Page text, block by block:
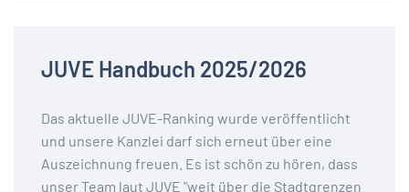
JUVE Handbuch 2025/2026
Das aktuelle JUVE-Ranking wurde veröffentlicht
und unsere Kanzlei darf sich erneut über eine
Auszeichnung freuen. Es ist schön zu hören, dass
unser Team laut JUVE "weit über die Stadtgrenzen